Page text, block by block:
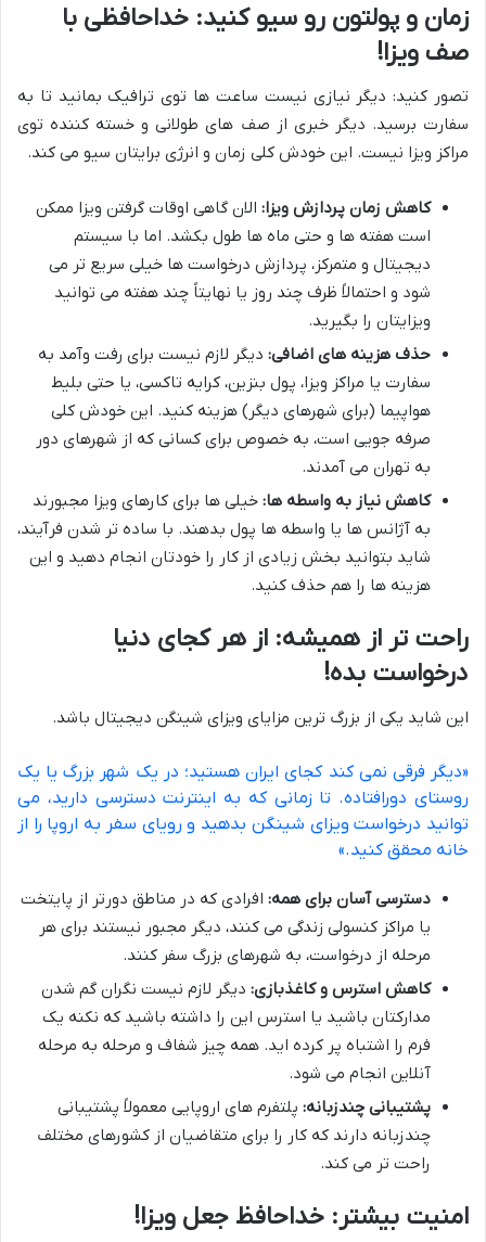
زمان و پولتون رو سیو کنید: خداحافظی با
صف ویزا!
تصور کنید: دیگر نیازی نیست ساعت ها توی ترافیک بمانید تا به
سفارت برسید. دیگر خبری از صف های طولانی و خسته کننده توی
مراکز ویزا نیست. این خودش کلی زمان و انرژی برایتان سیو می کند.
کاهش زمان پردازش ویزا: الان گاهی اوقات گرفتن ویزا ممکن
است هفته ها و حتی ماه ها طول بکشد. اما با سیستم
دیجیتال و متمرکز، پردازش درخواست ها خیلی سریع تر می
شود و احتمالاً ظرف چند روز یا نهایتاً چند هفته می توانید
ویزایتان را بگیرید.
حذف هزینه های اضافی: دیگر لازم نیست برای رفت وآمد به
سفارت یا مراکز ویزا، پول بنزین، کرایه تاکسی، یا حتی بلیط
هواپیما (برای شهرهای دیگر) هزینه کنید. این خودش کلی
صرفه جویی است، به خصوص برای کسانی که از شهرهای دور
به تهران می آمدند.
کاهش نیاز به واسطه ها: خیلی ها برای کارهای ویزا مجبورند
به آژانس ها یا واسطه ها پول بدهند. با ساده تر شدن فرآیند،
شاید بتوانید بخش زیادی از کار را خودتان انجام دهید و این
هزینه ها را هم حذف کنید.
راحت تر از همیشه: از هر کجای دنیا
درخواست بده!
این شاید یکی از بزرگ ترین مزایای ویزای شینگن دیجیتال باشد.
«دیگر فرقی نمی کند کجای ایران هستید؛ در یک شهر بزرگ یا یک
روستای دورافتاده. تا زمانی که به اینترنت دسترسی دارید، می
توانید درخواست ویزای شینگن بدهید و رویای سفر به اروپا را از
خانه محقق کنید.»
دسترسی آسان برای همه: افرادی که در مناطق دورتر از پایتخت
یا مراکز کنسولی زندگی می کنند، دیگر مجبور نیستند برای هر
مرحله از درخواست، به شهرهای بزرگ سفر کنند.
کاهش استرس و کاغذبازی: دیگر لازم نیست نگران گم شدن
مدارکتان باشید یا استرس این را داشته باشید که نکنه یک
فرم را اشتباه پر کرده اید. همه چیز شفاف و مرحله به مرحله
آنلاین انجام می شود.
پشتیبانی چندزبانه: پلتفرم های اروپایی معمولاً پشتیبانی
چندزبانه دارند که کار را برای متقاضیان از کشورهای مختلف
راحت تر می کند.
امنیت بیشتر: خداحافظ جعل ویزا!